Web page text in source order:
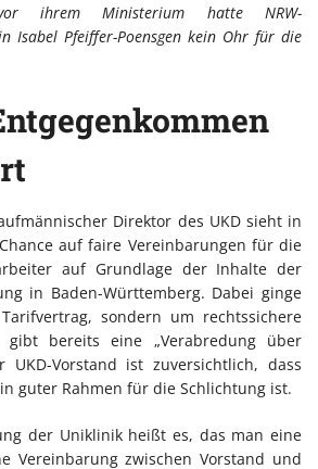
ihrem Ministerium hatte NRW-
Isabel Pfeiffer-Poensgen kein Ohr für die
Direktor des UKD sieht in
auf faire Vereinbarungen für die
auf Grundlage der Inhalte der
in Baden-Württemberg. Dabei ginge
sondern um rechtssichere
gibt bereits eine „Verabredung über
UKD-Vorstand ist zuversichtlich, dass
guter Rahmen für die Schlichtung ist.
der Uniklinik heißt es, das man eine
Vereinbarung zwischen Vorstand und